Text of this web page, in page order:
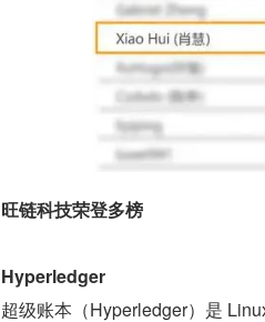
旺链科技荣登多榜
Hyperledger
超级账本（Hyperledger）是